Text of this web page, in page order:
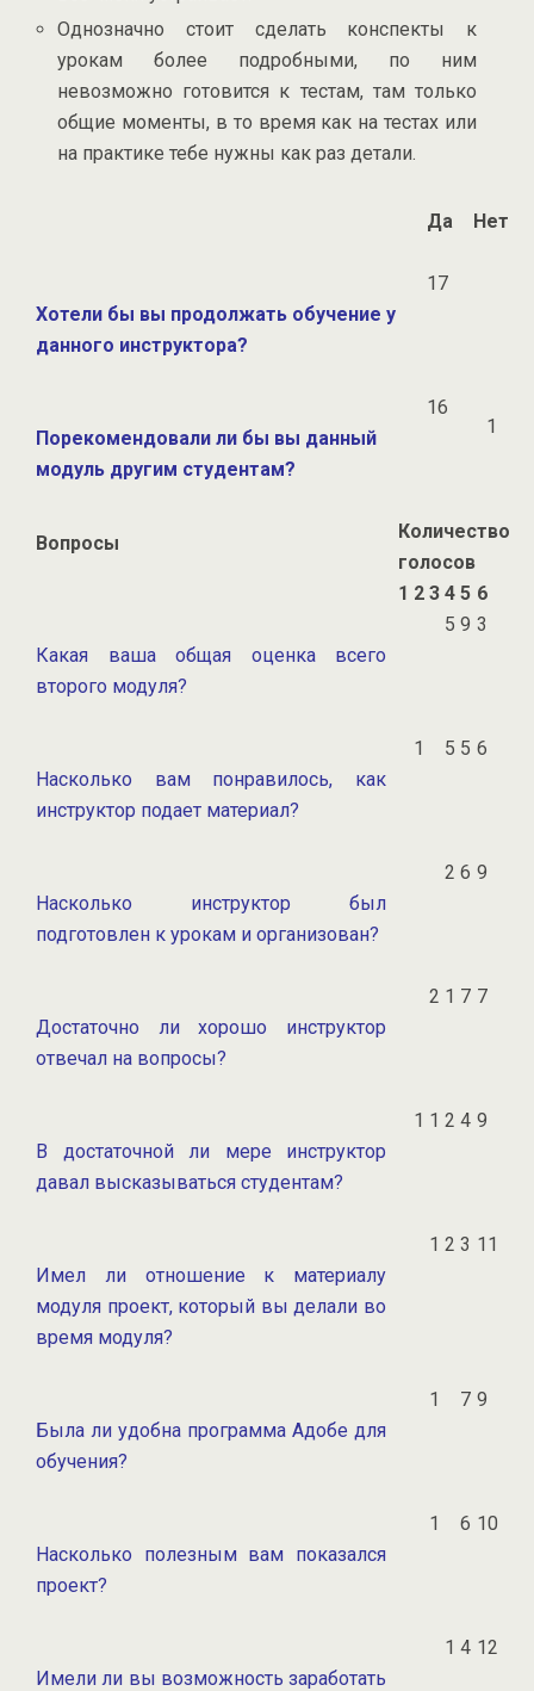
Однозначно стоит сделать конспекты к
урокам более подробными, по ним
невозможно готовится к тестам, там только
общие моменты, в то время как на тестах или
на практике тебе нужны как раз детали.
Да Нет
Хотели бы вы продолжать обучение у
данного инструктора?
17
Порекомендовали ли бы вы данный
модуль другим студентам?
16
1
Вопросы
Количество
голосов
1 2 3 4 5 6
Какая ваша общая оценка всего
второго модуля?
5 9 3
Насколько вам понравилось, как
инструктор подает материал?
1 5 5 6
Насколько инструктор был
подготовлен к урокам и организован?
2 6 9
Достаточно ли хорошо инструктор
отвечал на вопросы?
2 1 7 7
В достаточной ли мере инструктор
давал высказываться студентам?
1 1 2 4 9
Имел ли отношение к материалу
модуля проект, который вы делали во
время модуля?
1 2 3 11
Была ли удобна программа Адобе для
обучения?
1 7 9
Насколько полезным вам показался
проект?
1 6 10
Имели ли вы возможность заработать
1 4 12